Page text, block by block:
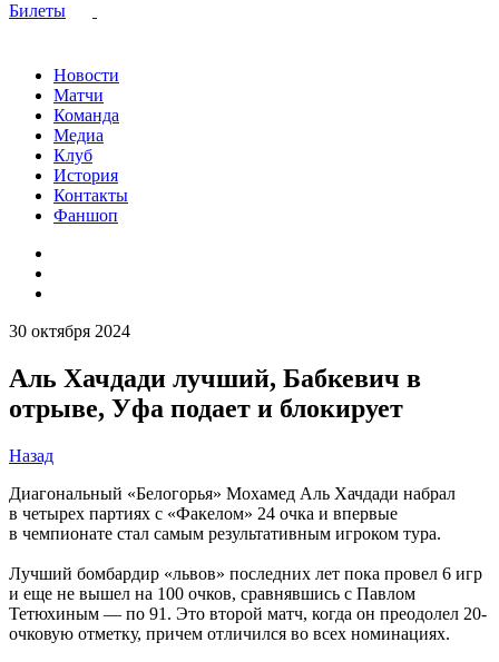
Билеты
Новости
Матчи
Команда
Медиа
Клуб
История
Контакты
Фаншоп
30 октября 2024
Аль Хачдади лучший, Бабкевич в
отрыве, Уфа подает и блокирует
Назад
Диагональный «Белогорья» Мохамед Аль Хачдади набрал
в четырех партиях с «Факелом» 24 очка и впервые
в чемпионате стал самым результативным игроком тура.
Лучший бомбардир «львов» последних лет пока провел 6 игр
и еще не вышел на 100 очков, сравнявшись с Павлом
Тетюхиным — по 91. Это второй матч, когда он преодолел 20-
очковую отметку, причем отличился во всех номинациях.